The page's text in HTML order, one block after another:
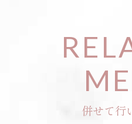
併せて行